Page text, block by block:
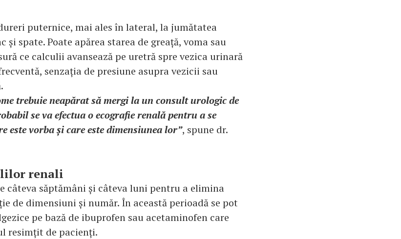
puternice, mai ales în lateral, la jumătatea
spate. Poate apărea starea de greață, voma sau
ce calculii avansează pe uretră spre vezica urinară
senzația de presiune asupra vezicii sau
trebuie neapărat să mergi la un consult urologic de
se va efectua o ecografie renală pentru a se
este vorba și care este dimensiunea lor”, spune dr.
renali
câteva săptămâni și câteva luni pentru a elimina
de dimensiuni și număr. În această perioadă se pot
pe bază de ibuprofen sau acetaminofen care
resimțit de pacienți.